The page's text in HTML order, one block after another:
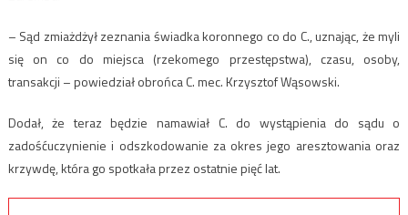
– Sąd zmiażdżył zeznania świadka koronnego co do C., uznając, że myli
się on co do miejsca (rzekomego przestępstwa), czasu, osoby,
transakcji – powiedział obrońca C. mec. Krzysztof Wąsowski.
Dodał, że teraz będzie namawiał C. do wystąpienia do sądu o
zadośćuczynienie i odszkodowanie za okres jego aresztowania oraz
krzywdę, która go spotkała przez ostatnie pięć lat.